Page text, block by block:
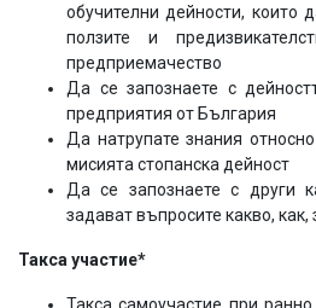
обучителни дейности, които
ползите и
предприемачество
Да се запознаете с
предприятия от България
Да натрупате знания
мисията стопанска дейност
Да се запознаете с други
задават въпросите какво,
Такса участие*